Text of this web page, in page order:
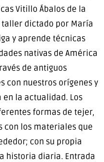
Vitillo Ábalos de la
taller dictado por María
y aprende técnicas
nativas de América
de antiguos
con nuestros orígenes y
la actualidad. Los
formas de tejer,
con los materiales que
con su propia
historia diaria. Entrada